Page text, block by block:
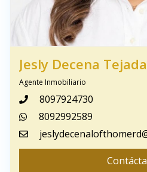
Jesly Decena Tejada
Agente Inmobiliario
8097924730
8092992589